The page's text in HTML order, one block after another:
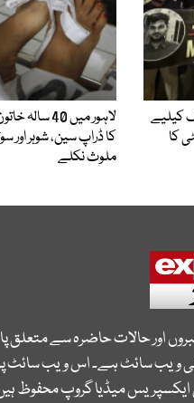
کیلیے
کا
لاہور میں 40
کا ڈراپ سین، شوہر اور
ملوث نکلے
اور حالات حاضرہ سے
ویب سائٹ ہے۔ اس ویب سائٹ پر
میڈیا گروپ محفوظ